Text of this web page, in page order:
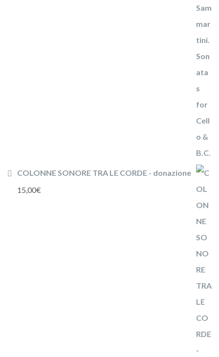
COLONNE SONORE TRA LE CORDE - donazione
15,00€